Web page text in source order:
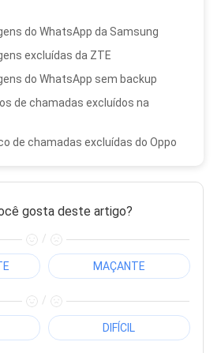
do WhatsApp da Samsung
excluídas da ZTE
do WhatsApp sem backup
de chamadas excluídos na
de chamadas excluídas do Oppo
gosta deste artigo?
/
MAÇANTE
/
DIFÍCIL